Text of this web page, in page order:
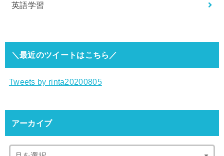
英語学習
＼最近のツイートはこちら／
Tweets by rinta20200805
アーカイブ